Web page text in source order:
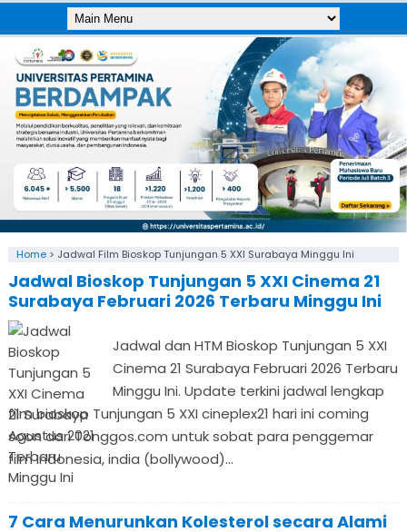
Home> Jadwal Film Bioskop Tunjungan 5 XXI Surabaya Minggu Ini
Jadwal Bioskop Tunjungan 5 XXI Cinema 21
Surabaya Februari 2026 Terbaru Minggu Ini
Jadwal dan HTM Bioskop Tunjungan 5 XXI
Cinema 21 Surabaya Februari 2026 Terbaru
Minggu Ini. Update terkini jadwal lengkap
film bioskop Tunjungan 5 XXI cineplex21 hari ini coming
soon dari Tonggos.com untuk sobat para penggemar
film Indonesia, india (bollywood)...
7 Cara Menurunkan Kolesterol secara Alami